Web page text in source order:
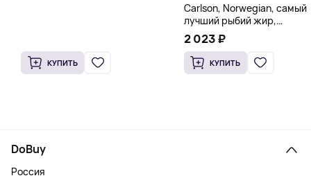
КУПИТЬ
Carlson, Norwegian, самый
лучший рыбий жир,
натуральный лимон, 15
пакетиков (5 мл) каждый
2 023 ₽
КУПИТЬ
DoBuy
Россия